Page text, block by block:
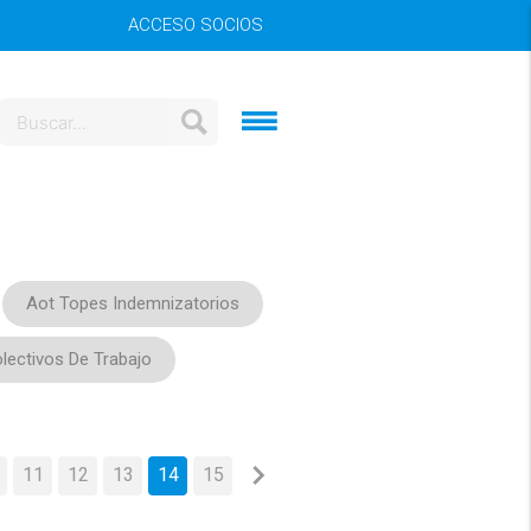
ACCESO SOCIOS
Aot Topes Indemnizatorios
De Trabajo
11 12 13 14 15